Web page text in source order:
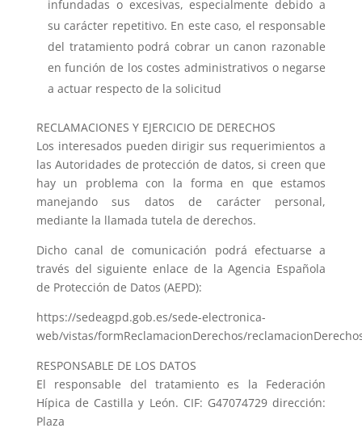
infundadas o excesivas, especialmente debido a
su carácter repetitivo. En este caso, el responsable
del tratamiento podrá cobrar un canon razonable
en función de los costes administrativos o negarse
a actuar respecto de la solicitud
RECLAMACIONES Y EJERCICIO DE DERECHOS
Los interesados pueden dirigir sus requerimientos a
las Autoridades de protección de datos, si creen que
hay un problema con la forma en que estamos
manejando sus datos de carácter personal,
mediante la llamada tutela de derechos.
Dicho canal de comunicación podrá efectuarse a
través del siguiente enlace de la Agencia Española
de Protección de Datos (AEPD):
https://sedeagpd.gob.es/sede-electronica-
web/vistas/formReclamacionDerechos/
RESPONSABLE DE LOS DATOS
El responsable del tratamiento es la Federación
Hípica de Castilla y León. CIF: G47074729 dirección:
Plaza